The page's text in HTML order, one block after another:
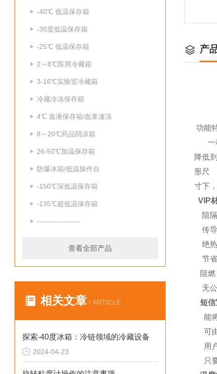
-40℃ 低温保存箱
-30度低温保存箱
-25℃ 低温保存箱
2～8℃医用冷藏箱
3-16℃实验室冷藏箱
冷藏冷冻保存箱
4℃ 血液保存箱/血浆速冻
8～20℃药品阴凉箱
26-50℃加温保存箱
防爆冰箱/低温操作台
-150℃深低温保存箱
-135℃超低温保存箱
------------------
查看全部产品
相关文章 / ARTICLE
探索-40度冰箱：冷链领域的冷藏设备
2024-04-23
产
功能
一种
降低
形尺
寸下
VIP
阻隔
传导
绝
节省
阻燃
无公
短信
能将
可由
用户
只要